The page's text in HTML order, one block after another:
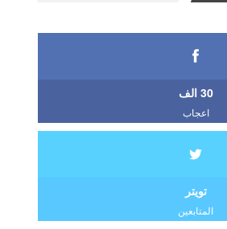
30 الف
اعجاب
تويتر
المتابعين